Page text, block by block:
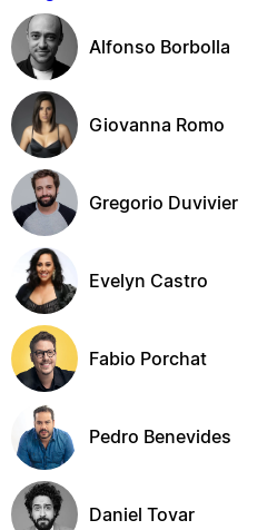
Alfonso Borbolla
Giovanna Romo
Gregorio Duvivier
Evelyn Castro
Fabio Porchat
Pedro Benevides
Daniel Tovar